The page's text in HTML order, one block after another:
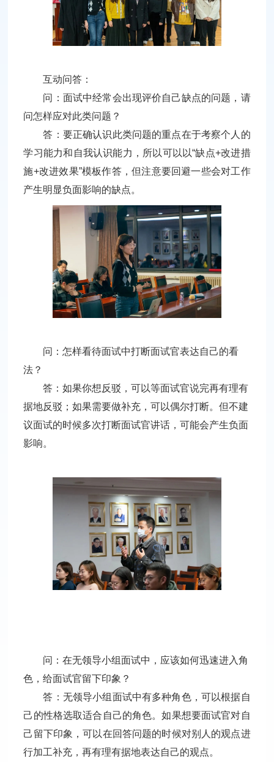
互动问答：
问：面试中经常会出现评价自己缺点的问题，请
问怎样应对此类问题？
答：要正确认识此类问题的重点在于考察个人的
学习能力和自我认识能力，所以可以以“缺点+改进措
施+改进效果”模板作答，但注意要回避一些会对工作
产生明显负面影响的缺点。
问：怎样看待面试中打断面试官表达自己的看
法？
答：如果你想反驳，可以等面试官说完再有理有
据地反驳；如果需要做补充，可以偶尔打断。但不建
议面试的时候多次打断面试官讲话，可能会产生负面
影响。
问：在无领导小组面试中，应该如何迅速进入角
色，给面试官留下印象？
答：无领导小组面试中有多种角色，可以根据自
己的性格选取适合自己的角色。如果想要面试官对自
己留下印象，可以在回答问题的时候对别人的观点进
行加工补充，再有理有据地表达自己的观点。